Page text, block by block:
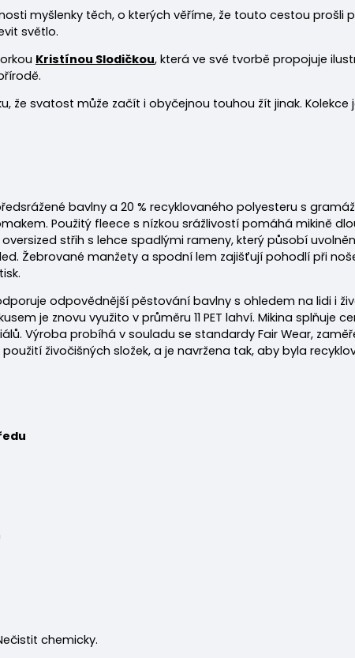
myšlenky těch, o kterých věříme, že touto cestou prošli
světlo.
Kristínou Slodičkou, která ve své tvorbě propojuje
že svatost může začít i obyčejnou touhou žít jinak. Kolekce
bavlny a 20 % recyklovaného polyesteru s
Použitý fleece s nízkou srážlivostí pomáhá mikině
střih s lehce spadlými rameny, který působí
Žebrované manžety a spodní lem zajišťují pohodlí při
odpovědnější pěstování bavlny s ohledem na lidi i
je znovu využito v průměru 11 PET lahví. Mikina splňuje
Výroba probíhá v souladu se standardy Fair Wear,
živočišných složek, a je navržena tak, aby byla
chemicky.